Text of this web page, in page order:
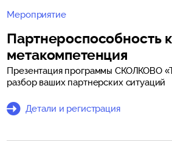
Мероприятие
Партнероспособность
метакомпетенция
Презентация программы СКОЛКОВО
разбор ваших партнерских ситуаций
Детали и регистрация